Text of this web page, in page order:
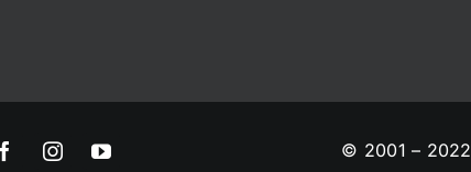
© 2001 – 2022